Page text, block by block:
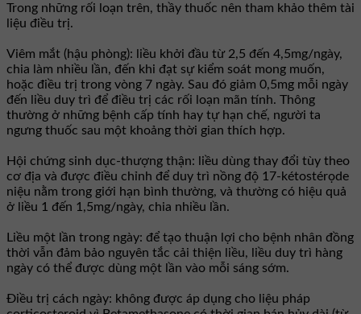
Trong những rối loạn trên, thầy thuốc nên tham khảo thêm tài
liệu điều trị.
Viêm mắt (hậu phòng): liều khởi đầu từ 2,5 đến 4,5mg/ngày,
chia làm nhiều lần, đến khi đạt sự kiểm soát mong muốn,
hoặc điều trị trong vòng 7 ngày. Sau đó giảm 0,5mg mỗi ngày
đến liều duy trì để điều trị các rối loạn mãn tính. Thông
thường ở những bệnh cấp tính hay tự hạn chế, người ta
ngưng thuốc sau một khoảng thời gian thích hợp.
Hội chứng sinh dục-thượng thận: liều dùng thay đổi tùy theo
cơ địa và được điều chỉnh để duy trì nồng độ 17-kétostérọde
niệu nằm trong giới hạn bình thường, và thường có hiệu quả
ở liều 1 đến 1,5mg/ngày, chia nhiều lần.
Liều một lần trong ngày: để tạo thuận lợi cho bệnh nhân đồng
thời vẫn đảm bảo nguyên tắc cải thiện liều, liều duy trì hàng
ngày có thể được dùng một lần vào mỗi sáng sớm.
Ðiều trị cách ngày: không được áp dụng cho liệu pháp